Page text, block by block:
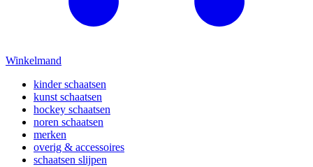
Winkelmand
kinder schaatsen
kunst schaatsen
hockey schaatsen
noren schaatsen
merken
overig & accessoires
schaatsen slijpen